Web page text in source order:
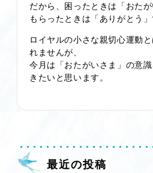
だから、困ったときは「おた
もらったときは「ありがとう
ロイヤルの小さな親切心運動
れませんが、
今月は「おたがいさま」の意
きたいと思います。
最近の投稿